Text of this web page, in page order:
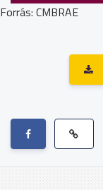
Forrás: CMBRAE